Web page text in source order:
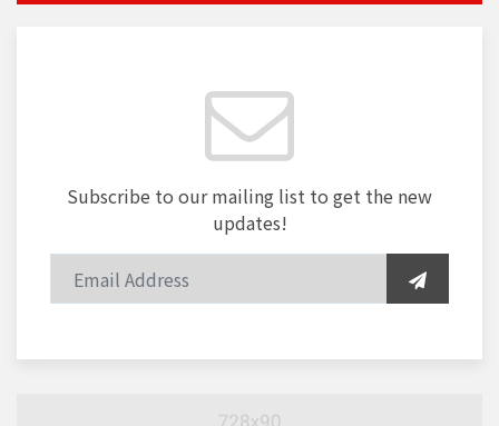
Subscribe to our mailing list to get the new
updates!